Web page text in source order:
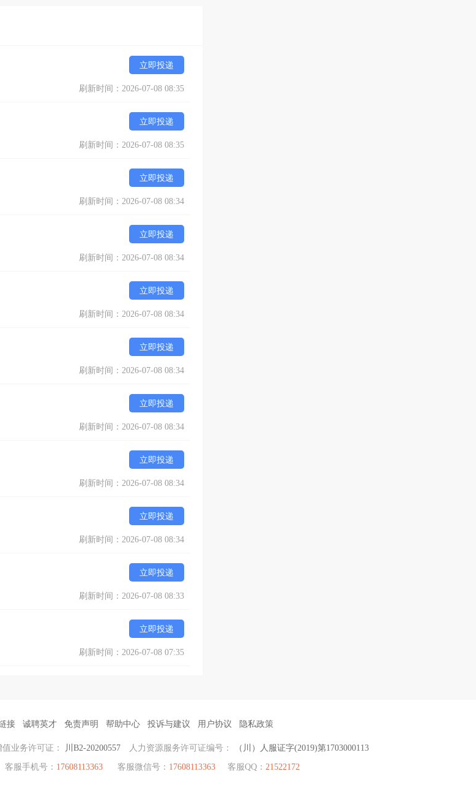
立即投递
刷新时间：2026-07-08 08:35
立即投递
刷新时间：2026-07-08 08:35
立即投递
刷新时间：2026-07-08 08:34
立即投递
刷新时间：2026-07-08 08:34
立即投递
刷新时间：2026-07-08 08:34
立即投递
刷新时间：2026-07-08 08:34
立即投递
刷新时间：2026-07-08 08:34
立即投递
刷新时间：2026-07-08 08:34
立即投递
刷新时间：2026-07-08 08:34
立即投递
刷新时间：2026-07-08 08:33
立即投递
刷新时间：2026-07-08 07:35
接 诚聘英才 免责声明 帮助中心 投诉与建议 用户协议 隐私政策
值业务许可证： 川B2-20200557 人力资源服务许可证编号： （川）人服证字(2019)第1703000113
客服手机号： 17608113363 客服微信号： 17608113363 客服QQ： 21522172